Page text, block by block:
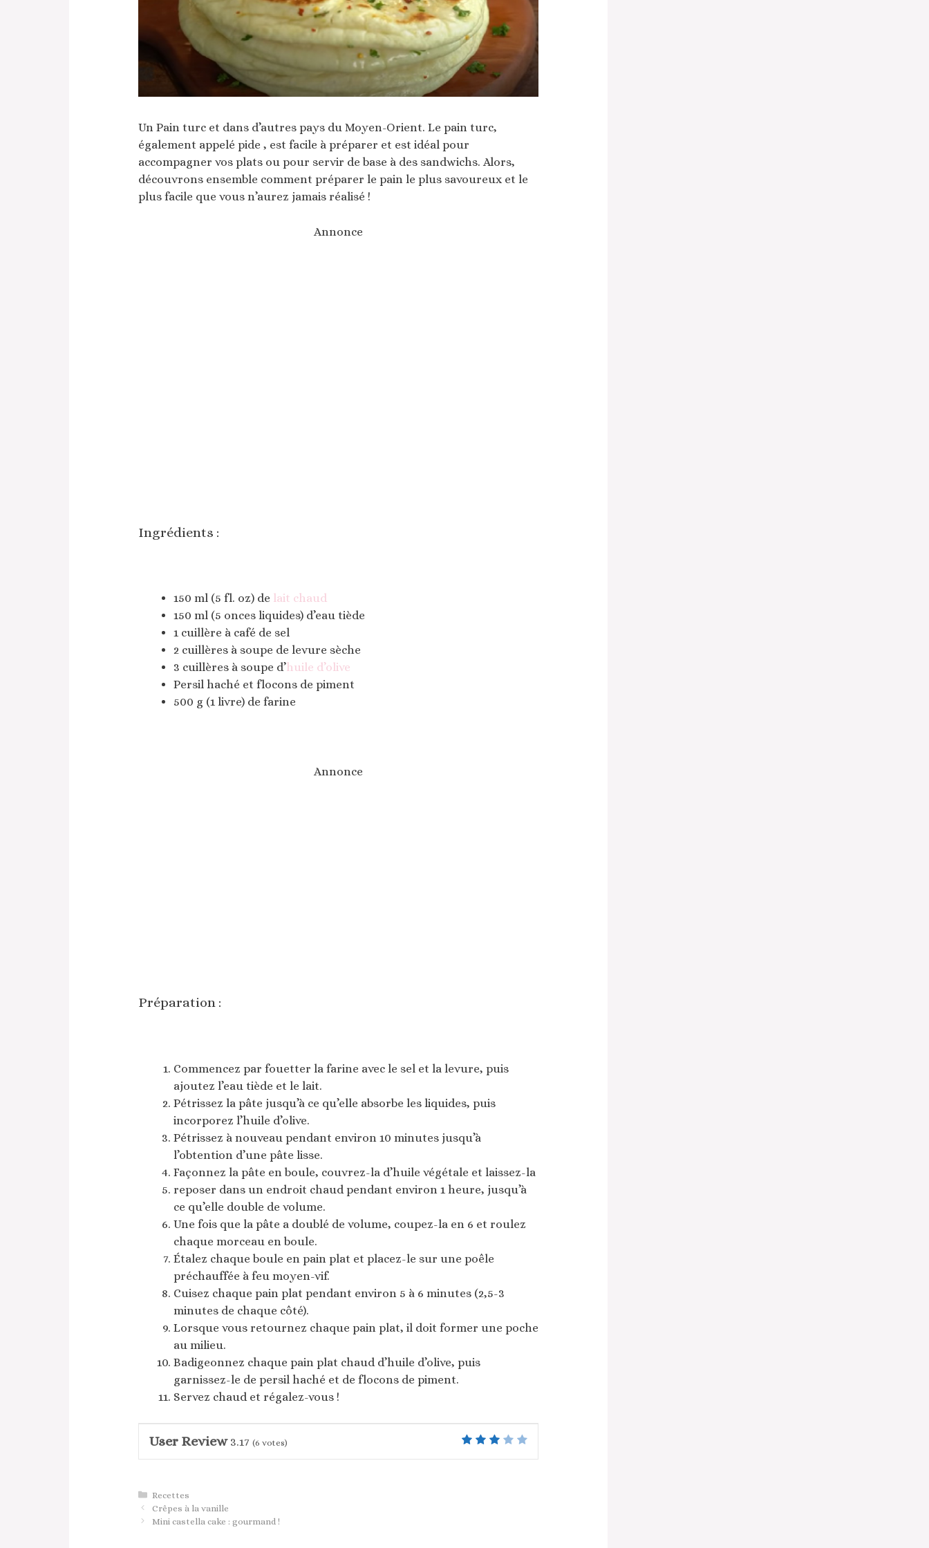
Un Pain turc et dans d’autres pays du Moyen-Orient. Le pain turc,
également appelé pide , est facile à préparer et est idéal pour
accompagner vos plats ou pour servir de base à des sandwichs. Alors,
découvrons ensemble comment préparer le pain le plus savoureux et le
plus facile que vous n’aurez jamais réalisé !
Annonce
Ingrédients :
150 ml (5 fl. oz) de lait chaud
150 ml (5 onces liquides) d’eau tiède
1 cuillère à café de sel
2 cuillères à soupe de levure sèche
3 cuillères à soupe d’huile d’olive
Persil haché et flocons de piment
500 g (1 livre) de farine
Annonce
Préparation :
Commencez par fouetter la farine avec le sel et la levure, puis
ajoutez l’eau tiède et le lait.
Pétrissez la pâte jusqu’à ce qu’elle absorbe les liquides, puis
incorporez l’huile d’olive.
Pétrissez à nouveau pendant environ 10 minutes jusqu’à
l’obtention d’une pâte lisse.
Façonnez la pâte en boule, couvrez-la d’huile végétale et laissez-la
reposer dans un endroit chaud pendant environ 1 heure, jusqu’à
ce qu’elle double de volume.
Une fois que la pâte a doublé de volume, coupez-la en 6 et roulez
chaque morceau en boule.
Étalez chaque boule en pain plat et placez-le sur une poêle
préchauffée à feu moyen-vif.
Cuisez chaque pain plat pendant environ 5 à 6 minutes (2,5-3
minutes de chaque côté).
Lorsque vous retournez chaque pain plat, il doit former une poche
au milieu.
Badigeonnez chaque pain plat chaud d’huile d’olive, puis
garnissez-le de persil haché et de flocons de piment.
Servez chaud et régalez-vous !
User Review 3.17 (6 votes)
Catégories
Recettes
Crêpes à la vanille
Mini castella cake : gourmand !